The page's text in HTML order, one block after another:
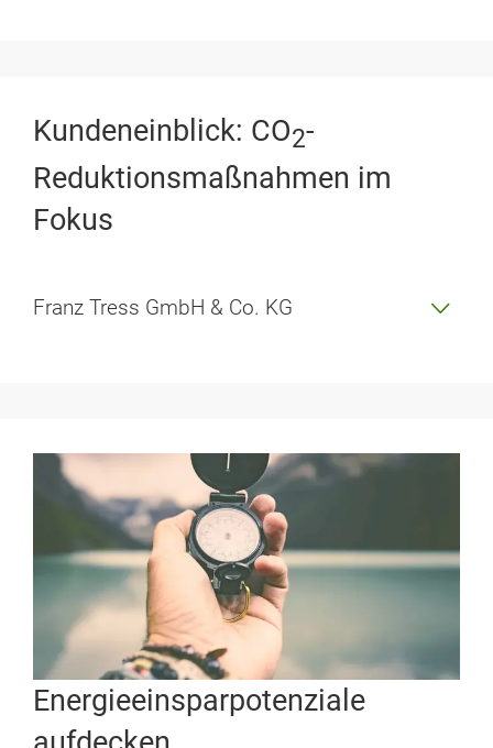
Kundeneinblick: CO2-
Reduktionsmaßnahmen im
Fokus
Franz Tress GmbH & Co. KG
Energieeinsparpotenziale